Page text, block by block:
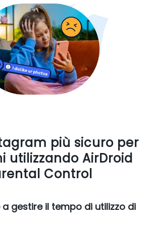
più sicuro per
utilizzando AirDroid
Control
gestire il tempo di utilizzo di